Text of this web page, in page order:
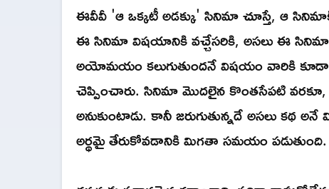
ఈవీవీ 'ఆ ఒక్కటీ అడక్కు' సినిమా చూస్తే, ఆ
ఈ సినిమా విషయానికి వచ్చేసరికి, అసలు ఈ
అయోమయం కలుగుతుందనే విషయం వారికి కూడా
చెప్పించారు. సినిమా మొదలైన కొంతసేపటి వరకూ,
అనుకుంటాడు. కానీ జరుగుతున్నదే అసలు కథ
అర్థమై తేరుకోవడానికి మిగతా సమయం పడుతుంది.